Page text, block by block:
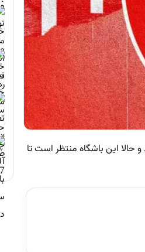
به تعویق افتاد و حالا این باشگاه منتظر است تا